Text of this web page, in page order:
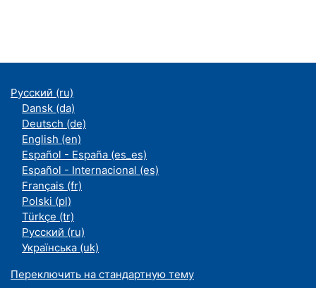
Русский ‎(ru)‎
Dansk ‎(da)‎
Deutsch ‎(de)‎
English ‎(en)‎
Español - España ‎(es_es)‎
Español - Internacional ‎(es)‎
Français ‎(fr)‎
Polski ‎(pl)‎
Türkçe ‎(tr)‎
Русский ‎(ru)‎
Українська ‎(uk)‎
Переключить на стандартную тему